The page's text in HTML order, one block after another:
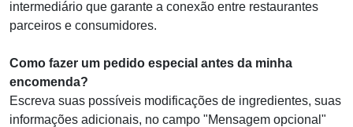
intermediário que garante a conexão entre restaurantes
parceiros e consumidores.
Como fazer um pedido especial antes da minha
encomenda?
Escreva suas possíveis modificações de ingredientes, suas
informações adicionais, no campo "Mensagem opcional"